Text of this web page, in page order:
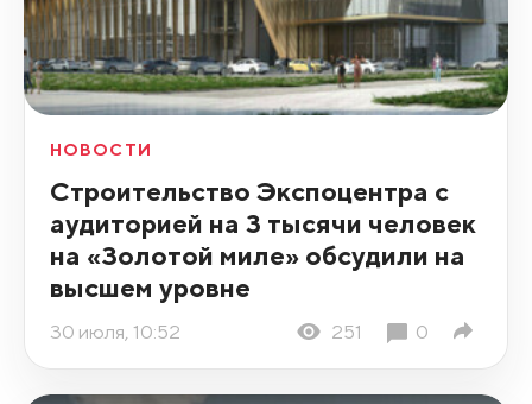
НОВОСТИ
Строительство Экспоцентра с
аудиторией на 3 тысячи человек
на «Золотой миле» обсудили на
высшем уровне
30 июля, 10:52 251 0